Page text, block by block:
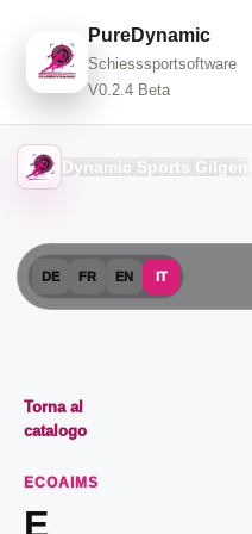
PureDynamic
Schiesssportsoftware
V0.2.4 Beta
Dynamic Sports Gilgen
DE FR EN IT
Torna al
catalogo
ECOAIMS
E